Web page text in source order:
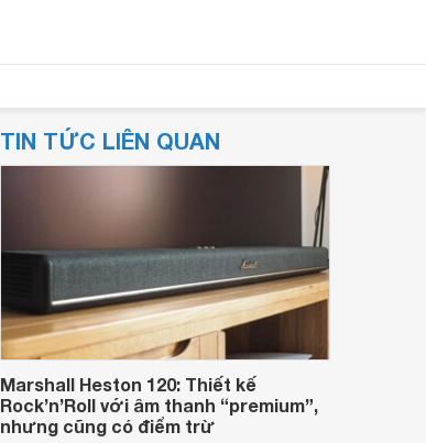
TIN TỨC LIÊN QUAN
Marshall Heston 120: Thiết kế
Rock’n’Roll với âm thanh “premium”,
nhưng cũng có điểm trừ